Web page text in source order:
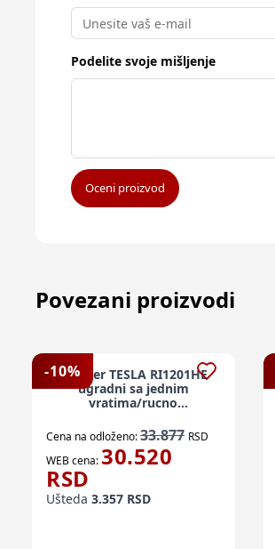
Podelite svoje mišljenje
Oceni proizvod
Povezani proizvodi
-10%
Frižider TESLA RI1201HE
ugradni sa jednim
vratima/rucno
Cena na odloženo:33.877 RSD
WEB cena:30.520
RSD
Ušteda 3.357 RSD